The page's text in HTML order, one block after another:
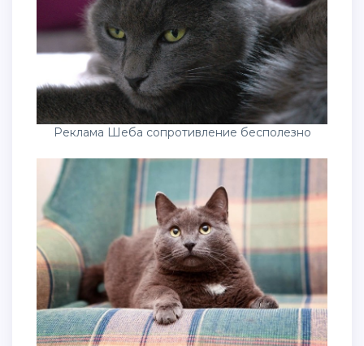
Реклама Шеба сопротивление бесполезно